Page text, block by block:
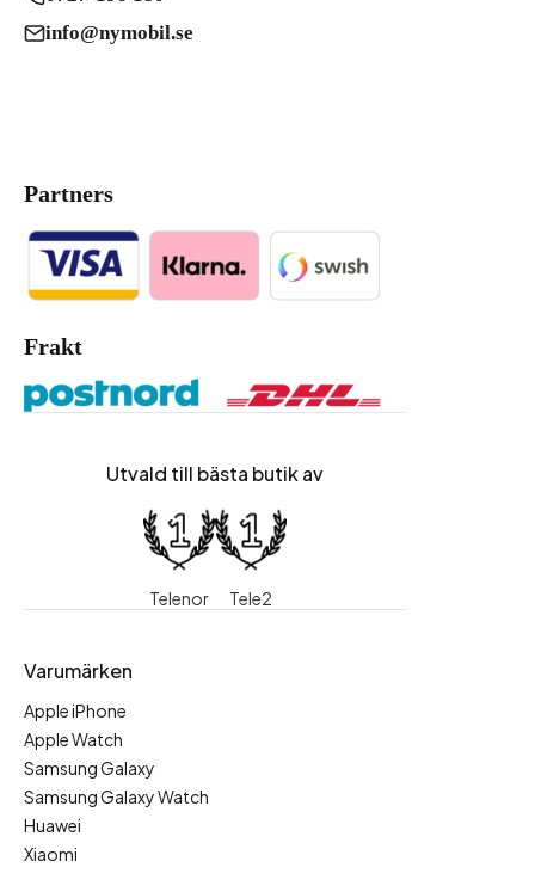
info@nymobil.se
Partners
Frakt
Utvald till bästa butik av
Telenor Tele2
Varumärken
Apple iPhone
Apple Watch
Samsung Galaxy
Samsung Galaxy Watch
Huawei
Xiaomi